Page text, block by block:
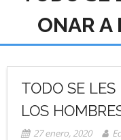
ONAR A
TODO SE
LOS
27 enero, 2020